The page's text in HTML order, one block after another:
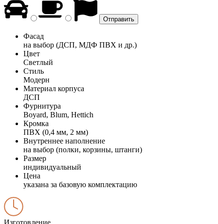
Фасад
на выбор (ДСП, МДФ ПВХ и др.)
Цвет
Светлый
Стиль
Модерн
Материал корпуса
ДСП
Фурнитура
Boyard, Blum, Hettich
Кромка
ПВХ (0,4 мм, 2 мм)
Внутреннее наполнение
на выбор (полки, корзины, штанги)
Размер
индивидуальный
Цена
указана за базовую комплектацию
Изготовление